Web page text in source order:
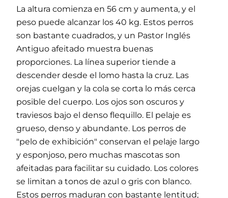
La altura comienza en 56 cm y aumenta, y el
peso puede alcanzar los 40 kg. Estos perros
son bastante cuadrados, y un Pastor Inglés
Antiguo afeitado muestra buenas
proporciones. La línea superior tiende a
descender desde el lomo hasta la cruz. Las
orejas cuelgan y la cola se corta lo más cerca
posible del cuerpo. Los ojos son oscuros y
traviesos bajo el denso flequillo. El pelaje es
grueso, denso y abundante. Los perros de
"pelo de exhibición" conservan el pelaje largo
y esponjoso, pero muchas mascotas son
afeitadas para facilitar su cuidado. Los colores
se limitan a tonos de azul o gris con blanco.
Estos perros maduran con bastante lentitud;